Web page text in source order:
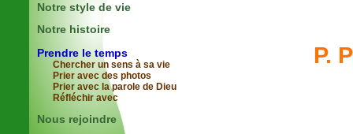
Notre style de vie
Notre histoire
Prendre le temps
Chercher un sens à sa vie
Prier avec des photos
Prier avec la parole de Dieu
Réfléchir avec
Nous rejoindre
P.